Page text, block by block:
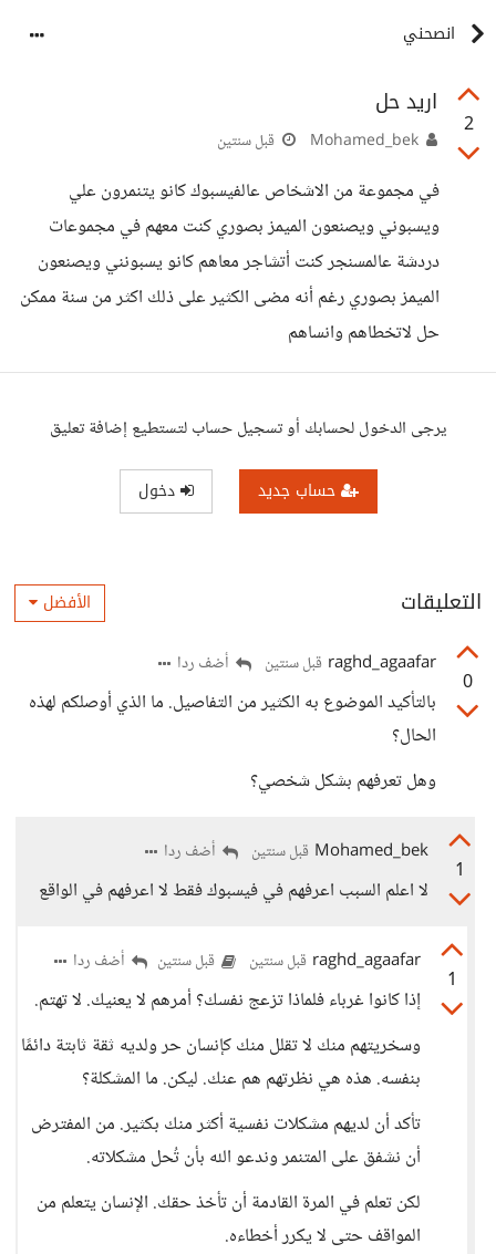
انصحني
2
اريد حل
قبل سنتين
في مجموعة من الاشخاص عالفيسبوك كانو يتنمرون علي
ويسبوني ويصنعون الميمز بصوري كنت معهم في مجموعات
دردشة عالمسنجر كنت أتشاجر معاهم كانو يسبونني ويصنعون
الميمز بصوري رغم أنه مضى الكثير على ذلك اكثر من سنة ممكن
حل لاتخطاهم وانساهم
يرجى الدخول لحسابك أو تسجيل حساب لتستطيع إضافة تعليق
حساب جديد دخول
التعليقات الأفضل
0
raghd_agaafar قبل سنتين أضف ردا
بالتأكيد الموضوع به الكثير من التفاصيل. ما الذي أوصلكم لهذه
الحال؟
وهل تعرفهم بشكل شخصي؟
1
Mohamed_bek قبل سنتين أضف ردا
لا اعلم السبب اعرفهم في فيسبوك فقط لا اعرفهم في الواقع
1
raghd_agaafar قبل سنتين قبل سنتين أضف ردا
إذا كانوا غرباء فلماذا تزعج نفسك؟ أمرهم لا يعنيك. لا تهتم.
وسخريتهم منك لا تقلل منك كإنسان حر ولديه ثقة ثابتة دائمًا
بنفسه. هذه هي نظرتهم هم عنك. ليكن. ما المشكلة؟
تأكد أن لديهم مشكلات نفسية أكثر منك بكثير. من المفترض
أن نشفق على المتنمر وندعو الله بأن تُحل مشكلاته.
لكن تعلم في المرة القادمة أن تأخذ حقك. الإنسان يتعلم من
المواقف حتى لا يكرر أخطاءه.